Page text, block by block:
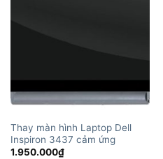
Thay màn hình Laptop Dell
Inspiron 3437 cảm ứng
1.950.000₫